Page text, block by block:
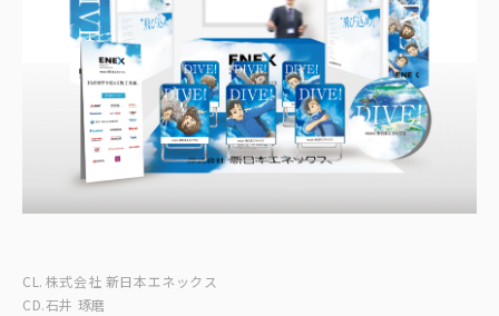
CL.
CD.
株式会社 新日本エネックス
石井 琢磨